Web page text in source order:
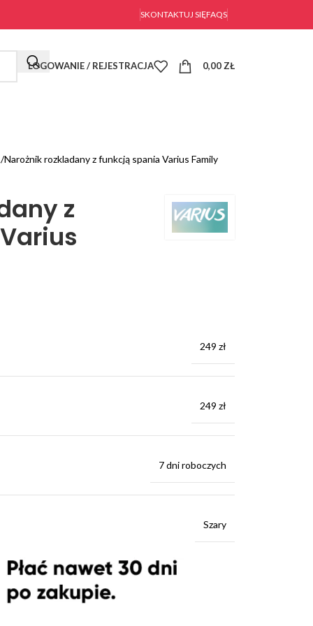
SKONTAKTUJ SIĘFAQS
LOGOWANIE / REJESTRACJA 0,00 ZŁ
Narożnik rozkladany z funkcją spania Varius Family
z
249 zł
249 zł
7 dni roboczych
Szary